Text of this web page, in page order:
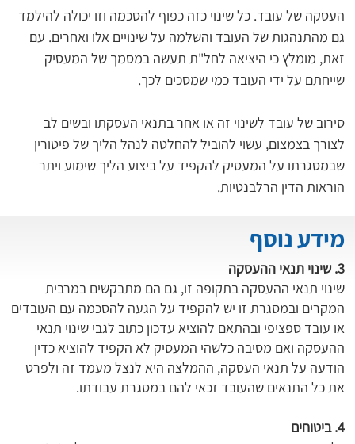
העסקה של עובד. כל שינוי כזה כפוף להסכמה וזו יכולה להילמד
גם מהתנהגות של העובד והשלמה על שינויים אלו ואחרים. עם
זאת, מומלץ כי היציאה לחל"ת תעשה במסמך של המעסיק
שייחתם על ידי העובד כמי שמסכים לכך.
סירוב של עובד לשינוי זה או אחר בתנאי העסקתו ובשים לב
לצורך בצמצום, עשוי להוביל להחלטה לנהל הליך של פיטורין
שבמסגרתו על המעסיק להקפיד על ביצוע הליך שימוע ויתר
הוראות הדין הרלבנטיות.
מידע נוסף
3. שינוי תנאי ההעסקה
שינוי תנאי ההעסקה בתקופה זו, גם הם מתבקשים במרבית
המקרים ובמסגרת זו יש להקפיד על הגעה להסכמה עם העובדים
או עובד ספציפי ובהתאם להוציא עדכון כתוב לגבי שינוי תנאי
ההעסקה ואם מסיבה כלשהי המעסיק לא הקפיד להוציא כדין
הודעה על תנאי העסקה, ההמלצה היא לנצל מעמד זה ולפרט
את כל התנאים שהעובד זכאי להם במסגרת עבודתו.
4. ביטוחים